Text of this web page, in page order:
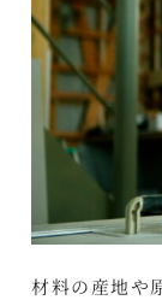
材料の産地や